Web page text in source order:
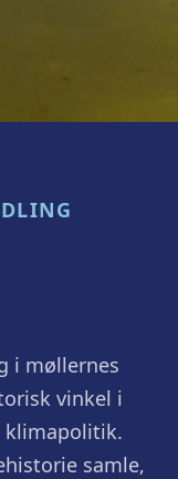
i møllernes
vinkel i
klimapolitik.
samle,